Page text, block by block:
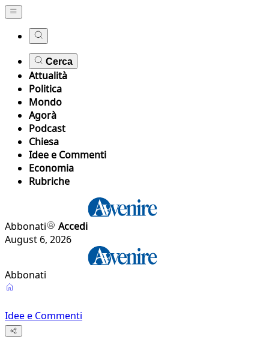
Cerca
Attualità
Politica
Mondo
Agorà
Podcast
Chiesa
Idee e Commenti
Economia
Rubriche
Abbonati
Accedi
August 6, 2026
Abbonati
Idee e Commenti